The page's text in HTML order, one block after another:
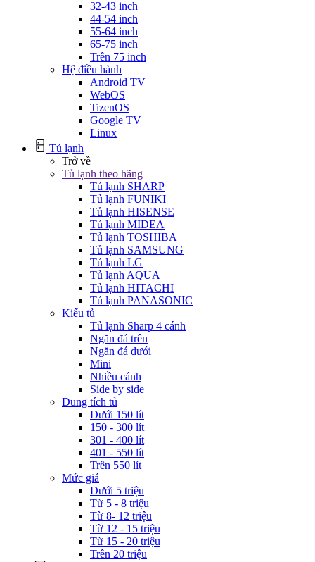
32-43 inch
44-54 inch
55-64 inch
65-75 inch
Trên 75 inch
Hệ điều hành
Android TV
WebOS
TizenOS
Google TV
Linux
Tủ lạnh
Trở về
Tủ lạnh theo hãng
Tủ lạnh SHARP
Tủ lạnh FUNIKI
Tủ lạnh HISENSE
Tủ lạnh MIDEA
Tủ lạnh TOSHIBA
Tủ lạnh SAMSUNG
Tủ lạnh LG
Tủ lạnh AQUA
Tủ lạnh HITACHI
Tủ lạnh PANASONIC
Kiểu tủ
Tủ lạnh Sharp 4 cánh
Ngăn đá trên
Ngăn đá dưới
Mini
Nhiều cánh
Side by side
Dung tích tủ
Dưới 150 lít
150 - 300 lít
301 - 400 lít
401 - 550 lít
Trên 550 lít
Mức giá
Dưới 5 triệu
Từ 5 - 8 triệu
Từ 8- 12 triệu
Từ 12 - 15 triệu
Từ 15 - 20 triệu
Trên 20 triệu